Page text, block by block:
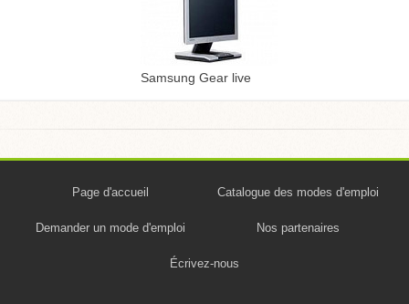
Samsung Gear live
Page d'accueil Catalogue des modes d'emploi
Demander un mode d'emploi Nos partenaires
Écrivez-nous